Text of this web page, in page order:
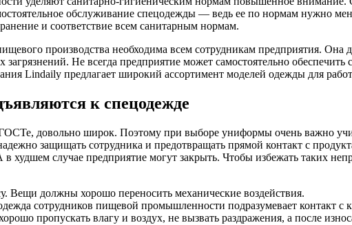
обслуживание спецодежды — ведь ее по нормам нужно
и соответствие всем санитарным нормам.
производства необходима всем сотрудникам предприятия. Она
загрязнений. Не всегда предприятие может самостоятельно
Lindaily предлагает широкий ассортимент моделей одежды для
к спецодежде
довольно широк. Поэтому при выборе униформы очень важно
защищать сотрудника и предотвращать прямой контакт с
случае предприятие могут закрыть. Чтобы избежать таких
Вещи должны хорошо переносить механические воздействия.
сотрудников пищевой промышленности подразумевает контакт с
пропускать влагу и воздух, не вызвать раздражения, а после